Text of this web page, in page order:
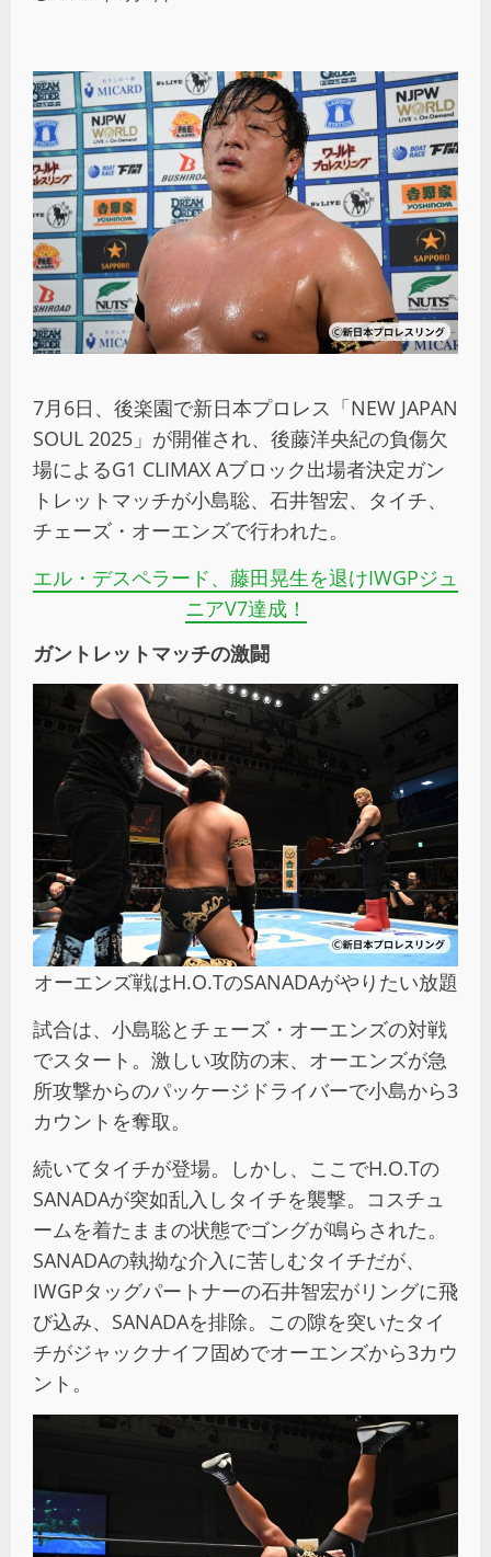
7月6日、後楽園で新日本プロレス「NEW JAPAN
SOUL 2025」が開催され、後藤洋央紀の負傷欠
場によるG1 CLIMAX Aブロック出場者決定ガン
トレットマッチが小島聡、石井智宏、タイチ、
チェーズ・オーエンズで行われた。
エル・デスペラード、藤田晃生を退けIWGPジュ
ニアV7達成！
ガントレットマッチの激闘
オーエンズ戦はH.O.TのSANADAがやりたい放題
試合は、小島聡とチェーズ・オーエンズの対戦
でスタート。激しい攻防の末、オーエンズが急
所攻撃からのパッケージドライバーで小島から3
カウントを奪取。
続いてタイチが登場。しかし、ここでH.O.Tの
SANADAが突如乱入しタイチを襲撃。コスチュ
ームを着たままの状態でゴングが鳴らされた。
SANADAの執拗な介入に苦しむタイチだが、
IWGPタッグパートナーの石井智宏がリングに飛
び込み、SANADAを排除。この隙を突いたタイ
チがジャックナイフ固めでオーエンズから3カウ
ント。